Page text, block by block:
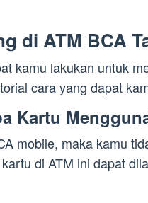
di ATM BCA
kamu lakukan untuk
cara yang dapat
Kartu
mobile, maka kamu
di ATM ini dapat